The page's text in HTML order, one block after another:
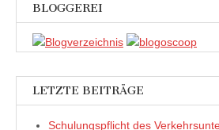
BLOGGEREI
LETZTE BEITRÄGE
Schulungspflicht des